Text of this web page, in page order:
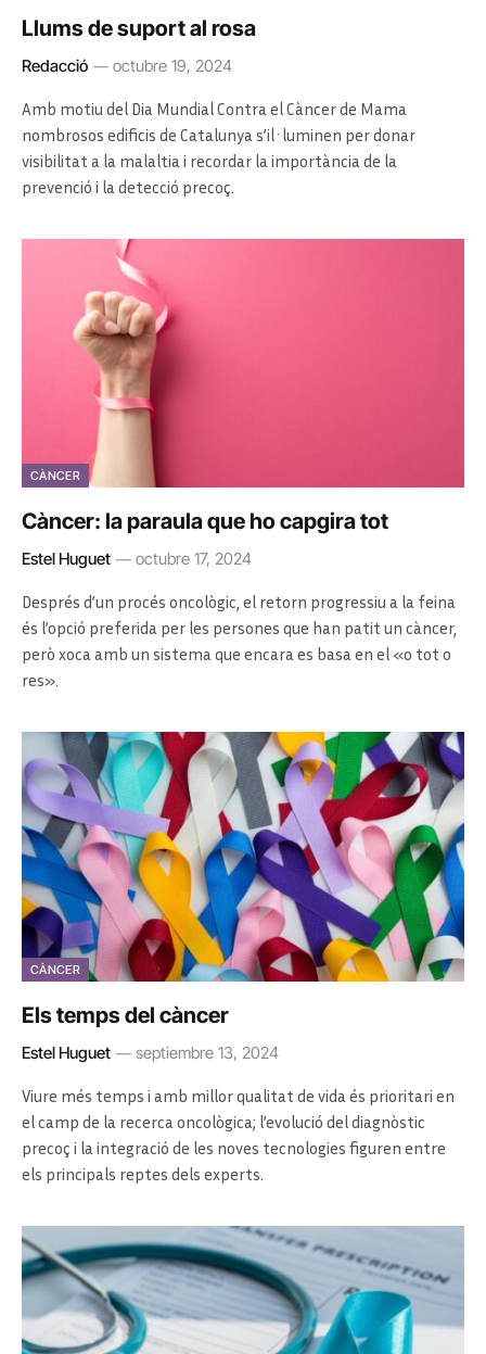
Llums de suport al rosa
Redacció octubre 19, 2024
Amb motiu del Dia Mundial Contra el Càncer de Mama
nombrosos edificis de Catalunya s’il·luminen per donar
visibilitat a la malaltia i recordar la importància de la
prevenció i la detecció precoç.
CÀNCER
Càncer: la paraula que ho capgira tot
Estel Huguet octubre 17, 2024
Després d’un procés oncològic, el retorn progressiu a la feina
és l’opció preferida per les persones que han patit un càncer,
però xoca amb un sistema que encara es basa en el «o tot o
res».
CÀNCER
Els temps del càncer
Estel Huguet septiembre 13, 2024
Viure més temps i amb millor qualitat de vida és prioritari en
el camp de la recerca oncològica; l’evolució del diagnòstic
precoç i la integració de les noves tecnologies figuren entre
els principals reptes dels experts.